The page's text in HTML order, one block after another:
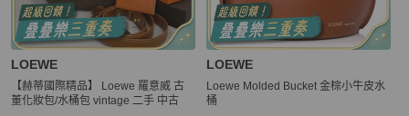
LOEWE
【赫蒂國際精品】 Loewe 羅意威 古
董化妝包/水桶包 vintage 二手 中古
LOEWE
Loewe Molded Bucket 金棕小牛皮水
桶